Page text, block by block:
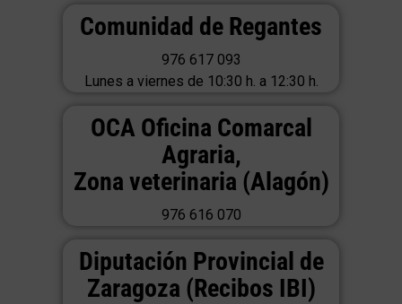
Comunidad de Regantes
976 617 093
Lunes a viernes de 10:30 h. a 12:30 h.
OCA Oficina Comarcal
Agraria,
Zona veterinaria (Alagón)
976 616 070
Diputación Provincial de
Zaragoza (Recibos IBI)